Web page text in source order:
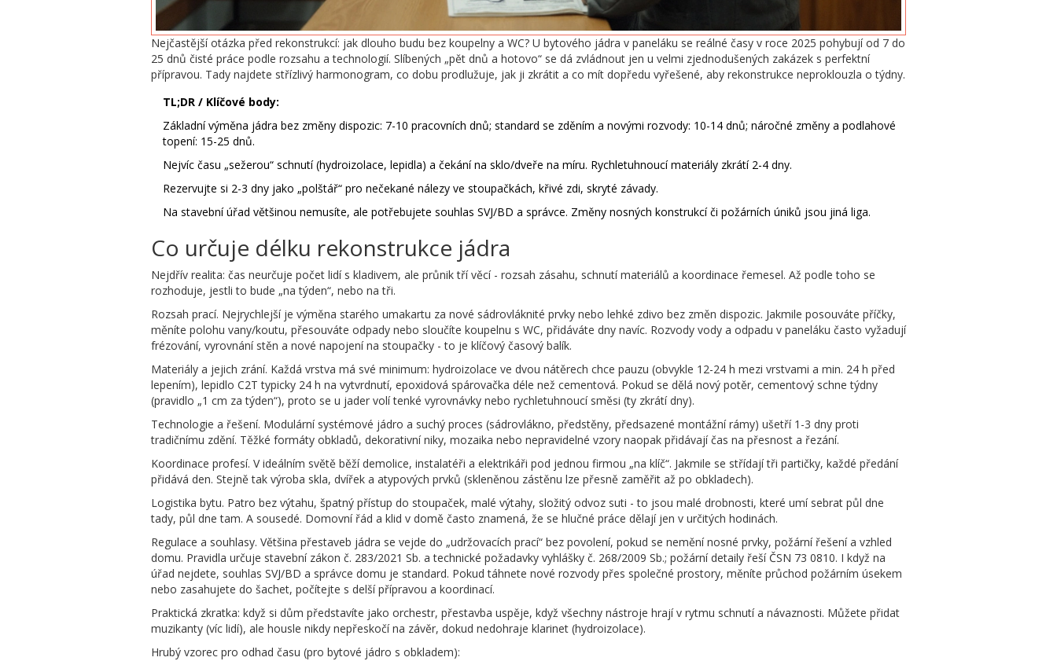
Nejčastější otázka před rekonstrukcí: jak dlouho budu bez koupelny a WC? U bytového jádra v paneláku se reálné časy v roce 2025 pohybují od 7 do
25 dnů čisté práce podle rozsahu a technologií. Slíbených „pět dnů a hotovo“ se dá zvládnout jen u velmi zjednodušených zakázek s perfektní
přípravou. Tady najdete střízlivý harmonogram, co dobu prodlužuje, jak ji zkrátit a co mít dopředu vyřešené, aby rekonstrukce neproklouzla o týdny.
TL;DR / Klíčové body:
Základní výměna jádra bez změny dispozic: 7-10 pracovních dnů; standard se zděním a novými rozvody: 10-14 dnů; náročné změny a podlahové
topení: 15-25 dnů.
Nejvíc času „sežerou“ schnutí (hydroizolace, lepidla) a čekání na sklo/dveře na míru. Rychletuhnoucí materiály zkrátí 2-4 dny.
Rezervujte si 2-3 dny jako „polštář“ pro nečekané nálezy ve stoupačkách, křivé zdi, skryté závady.
Na stavební úřad většinou nemusíte, ale potřebujete souhlas SVJ/BD a správce. Změny nosných konstrukcí či požárních úniků jsou jiná liga.
Co určuje délku rekonstrukce jádra
Nejdřív realita: čas neurčuje počet lidí s kladivem, ale průnik tří věcí - rozsah zásahu, schnutí materiálů a koordinace řemesel. Až podle toho se
rozhoduje, jestli to bude „na týden“, nebo na tři.
Rozsah prací. Nejrychlejší je výměna starého umakartu za nové sádrovláknité prvky nebo lehké zdivo bez změn dispozic. Jakmile posouváte příčky,
měníte polohu vany/koutu, přesouváte odpady nebo sloučíte koupelnu s WC, přidáváte dny navíc. Rozvody vody a odpadu v paneláku často vyžadují
frézování, vyrovnání stěn a nové napojení na stoupačky - to je klíčový časový balík.
Materiály a jejich zrání. Každá vrstva má své minimum: hydroizolace ve dvou nátěrech chce pauzu (obvykle 12-24 h mezi vrstvami a min. 24 h před
lepením), lepidlo C2T typicky 24 h na vytvrdnutí, epoxidová spárovačka déle než cementová. Pokud se dělá nový potěr, cementový schne týdny
(pravidlo „1 cm za týden“), proto se u jader volí tenké vyrovnávky nebo rychletuhnoucí směsi (ty zkrátí dny).
Technologie a řešení. Modulární systémové jádro a suchý proces (sádrovlákno, předstěny, předsazené montážní rámy) ušetří 1-3 dny proti
tradičnímu zdění. Těžké formáty obkladů, dekorativní niky, mozaika nebo nepravidelné vzory naopak přidávají čas na přesnost a řezání.
Koordinace profesí. V ideálním světě běží demolice, instalatéři a elektrikáři pod jednou firmou „na klíč“. Jakmile se střídají tři partičky, každé předání
přidává den. Stejně tak výroba skla, dvířek a atypových prvků (skleněnou zástěnu lze přesně zaměřit až po obkladech).
Logistika bytu. Patro bez výtahu, špatný přístup do stoupaček, malé výtahy, složitý odvoz suti - to jsou malé drobnosti, které umí sebrat půl dne
tady, půl dne tam. A sousedé. Domovní řád a klid v domě často znamená, že se hlučné práce dělají jen v určitých hodinách.
Regulace a souhlasy. Většina přestaveb jádra se vejde do „udržovacích prací“ bez povolení, pokud se nemění nosné prvky, požární řešení a vzhled
domu. Pravidla určuje stavební zákon č. 283/2021 Sb. a technické požadavky vyhlášky č. 268/2009 Sb.; požární detaily řeší ČSN 73 0810. I když na
úřad nejdete, souhlas SVJ/BD a správce domu je standard. Pokud táhnete nové rozvody přes společné prostory, měníte průchod požárním úsekem
nebo zasahujete do šachet, počítejte s delší přípravou a koordinací.
Praktická zkratka: když si dům představíte jako orchestr, přestavba uspěje, když všechny nástroje hrají v rytmu schnutí a návaznosti. Můžete přidat
muzikanty (víc lidí), ale housle nikdy nepřeskočí na závěr, dokud nedohraje klarinet (hydroizolace).
Hrubý vzorec pro odhad času (pro bytové jádro s obkladem):